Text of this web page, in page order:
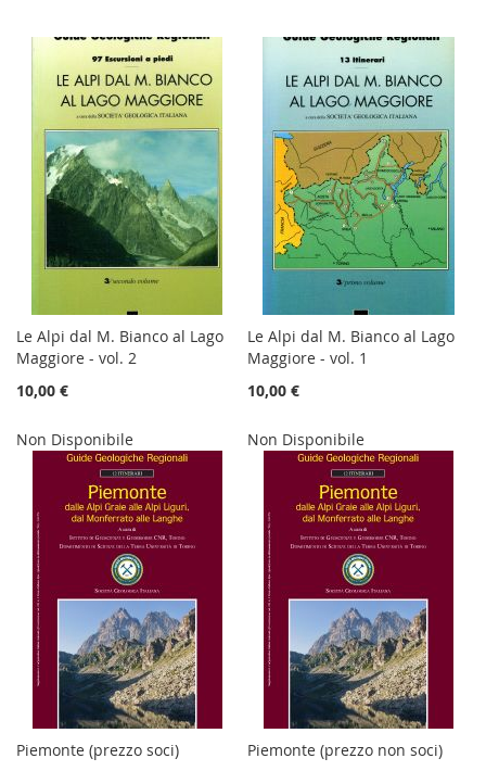
Le Alpi dal M. Bianco al Lago
Maggiore - vol. 2
10,00 €
Non Disponibile
Le Alpi dal M. Bianco al Lago
Maggiore - vol. 1
10,00 €
Non Disponibile
Piemonte (prezzo soci)
Piemonte (prezzo non soci)